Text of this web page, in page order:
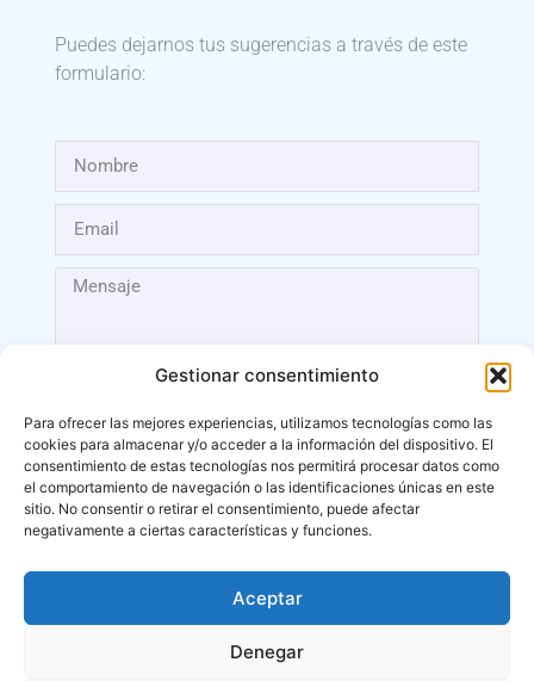
Gestionar consentimiento
Para ofrecer las mejores experiencias, utilizamos tecnologías como las
cookies para almacenar y/o acceder a la información del dispositivo. El
consentimiento de estas tecnologías nos permitirá procesar datos como
el comportamiento de navegación o las identificaciones únicas en este
sitio. No consentir o retirar el consentimiento, puede afectar
negativamente a ciertas características y funciones.
Aceptar
Denegar
Puedes dejarnos tus sugerencias a través de este
formulario:
Enviar
Málaga